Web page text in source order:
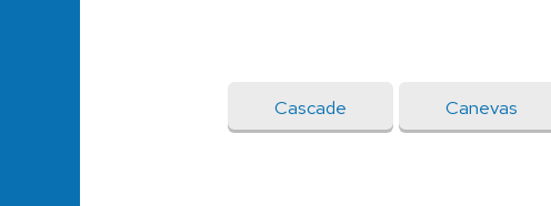
Cascade Canevas